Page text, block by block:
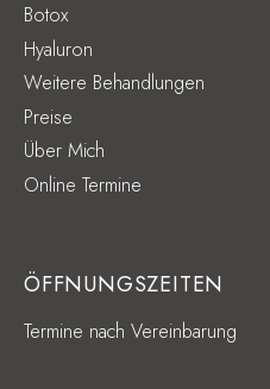
Botox
Hyaluron
Weitere Behandlungen
Preise
Über Mich
Online Termine
ÖFFNUNGSZEITEN
Termine nach Vereinbarung